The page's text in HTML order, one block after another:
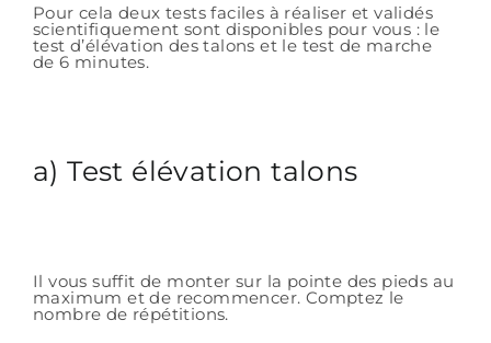
Pour cela deux tests faciles à réaliser et validés
scientifiquement sont disponibles pour vous : le
test d’élévation des talons et le test de marche
de 6 minutes.
a) Test élévation talons
Il vous suffit de monter sur la pointe des pieds au
maximum et de recommencer. Comptez le
nombre de répétitions.